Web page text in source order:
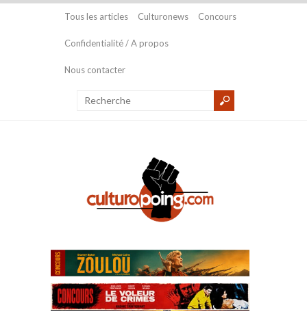
Tous les articles Culturonews Concours
Confidentialité / A propos
Nous contacter